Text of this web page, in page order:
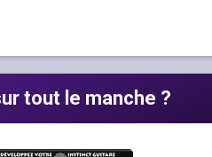
tout le manche ?